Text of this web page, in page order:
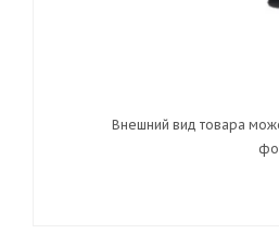
Внешний вид товара